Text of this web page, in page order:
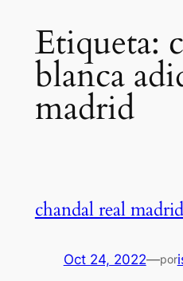
Etiqueta:
blanca
madrid
chandal real
Oct 24, 2022—por